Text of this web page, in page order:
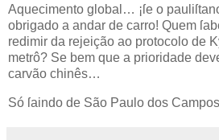
Aquecimento global… ¡ſe o
obrigado a andar de carro! Quem
redimir da rejeição ao protocolo de
metrô? Se bem que a prioridade
carvão chinês…
Só ſaindo de São Paulo dos